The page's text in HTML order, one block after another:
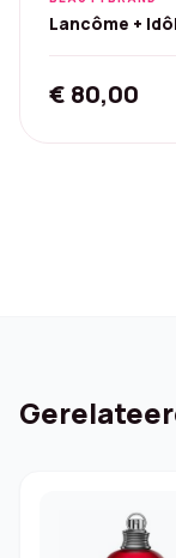
Lancôme +
€ 80,00